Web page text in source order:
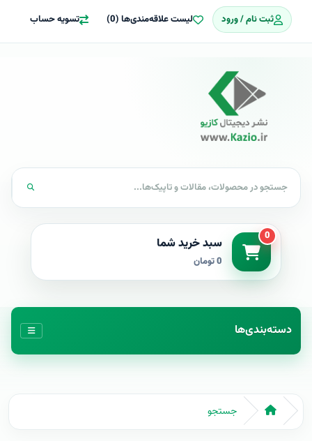
ثبت نام / ورود لیست علاقه‌مندی‌ها (0) تسویه حساب
0 سبد خرید شما
0 تومان
دسته‌بندی‌ها
جستجو